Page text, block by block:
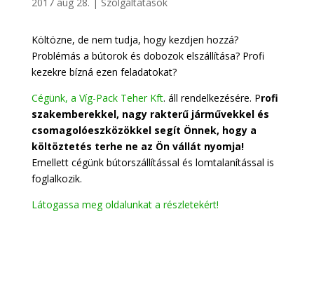
Költözne, de nem tudja, hogy kezdjen hozzá?
Problémás a bútorok és dobozok elszállítása? Profi
kezekre bízná ezen feladatokat?
Cégünk, a Víg-Pack Teher Kft. áll rendelkezésére. Profi
szakemberekkel, nagy rakterű járművekkel és
csomagolóeszközökkel segít Önnek, hogy a
költöztetés terhe ne az Ön vállát nyomja!
Emellett cégünk bútorszállítással és lomtalanítással is
foglalkozik.
Látogassa meg oldalunkat a részletekért!